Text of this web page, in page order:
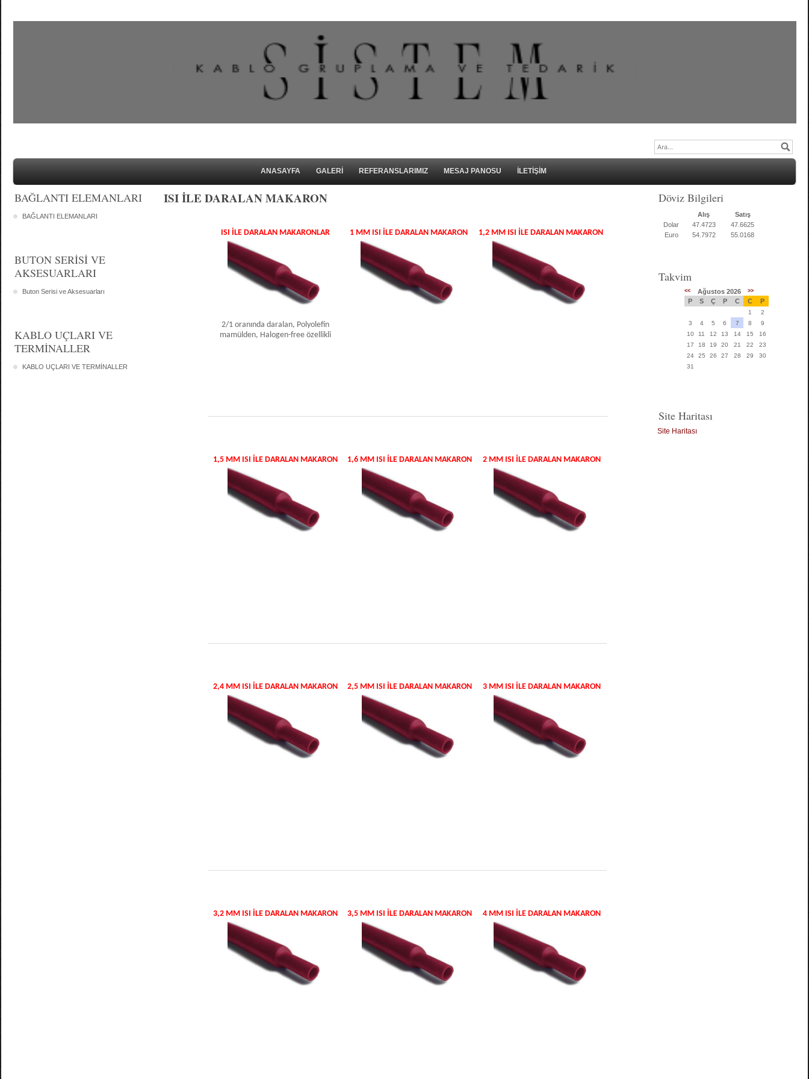
ANASAYFA GALERİ REFERANSLARIMIZ MESAJ PANOSU İLETİŞİM
BAĞLANTI ELEMANLARI
BAĞLANTI ELEMANLARI
BUTON SERİSİ VE
AKSESUARLARI
Buton Serisi ve Aksesuarları
KABLO UÇLARI VE
TERMİNALLER
KABLO UÇLARI VE TERMİNALLER
ISI İLE DARALAN MAKARON
ISI İLE DARALAN MAKARONLAR
2/1 oranında daralan, Polyolefin
mamülden, Halogen-free özellikli
1 MM ISI ILE DARALAN MAKARON 1,2 MM ISI ILE DARALAN MAKARON
1,5 MM ISI ILE DARALAN MAKARON 1,6 MM ISI ILE DARALAN MAKARON 2 MM ISI ILE DARALAN MAKARON
2,4 MM ISI ILE DARALAN MAKARON 2,5 MM ISI ILE DARALAN MAKARON 3 MM ISI ILE DARALAN MAKARON
3,2 MM ISI ILE DARALAN MAKARON 3,5 MM ISI ILE DARALAN MAKARON 4 MM ISI ILE DARALAN MAKARON
Döviz Bilgileri
Alış
Satış
Dolar
47.4723
47.6625
Euro
54.7972 55.0168
Takvim
<< Ağustos 2026 >>
P S Ç P C C P
1
2
3
4 5 6 7 8
9
10
11 12 13 14 15
16
17
18 19 20 21 22
23
24
25 26 27 28 29
30
31
Site Haritası
Site Haritası